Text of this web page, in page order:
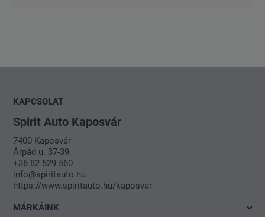
KAPCSOLAT
Spirit Auto Kaposvár
7400 Kaposvár
Árpád u. 37-39.
+36 82 529 560
info@spiritauto.hu
https://www.spiritauto.hu/kaposvar
MÁRKÁINK